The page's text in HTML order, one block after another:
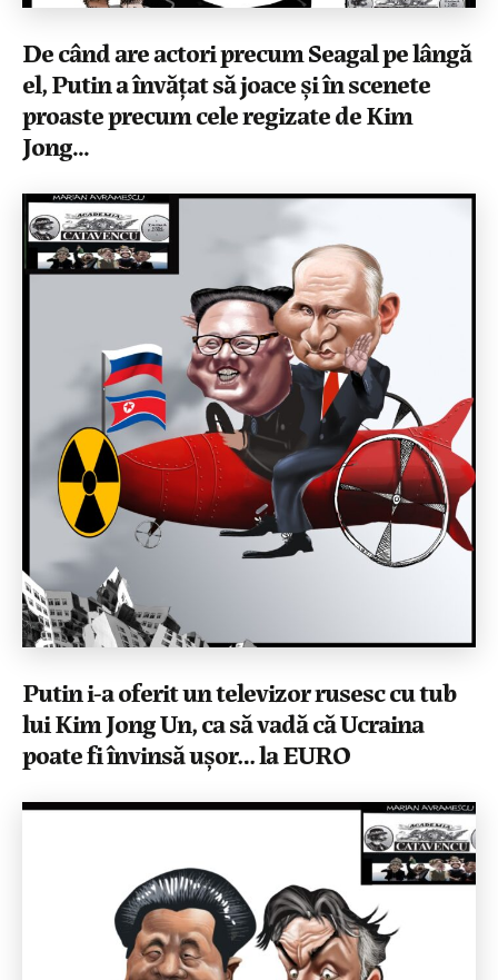
De când are actori precum Seagal pe lângă
el, Putin a învățat să joace și în scenete
proaste precum cele regizate de Kim
Jong...
Putin i-a oferit un televizor rusesc cu tub
lui Kim Jong Un, ca să vadă că Ucraina
poate fi învinsă ușor… la EURO